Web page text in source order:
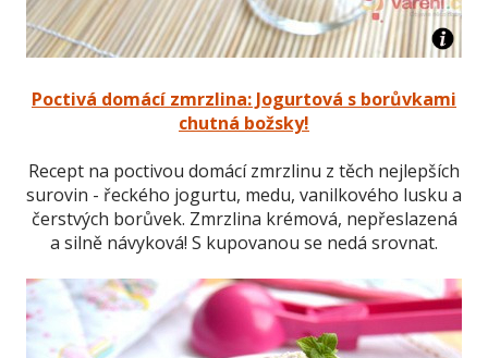
Poctivá domácí zmrzlina: Jogurtová s borůvkami
chutná božsky!
Recept na poctivou domácí zmrzlinu z těch nejlepších
surovin - řeckého jogurtu, medu, vanilkového lusku a
čerstvých borůvek. Zmrzlina krémová, nepřeslazená
a silně návyková! S kupovanou se nedá srovnat.